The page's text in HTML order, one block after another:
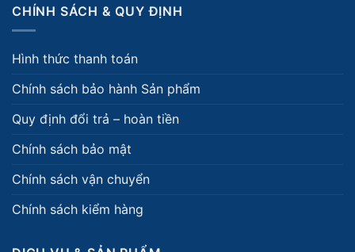
CHÍNH SÁCH & QUY ĐỊNH
Hình thức thanh toán
Chính sách bảo hành Sản phẩm
Quy định đổi trả – hoàn tiền
Chính sách bảo mật
Chính sách vận chuyển
Chính sách kiểm hàng